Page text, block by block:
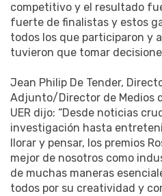
competitivo y el resultado
fuerte de finalistas y estos
todos los que participaron y
tuvieron que tomar
Jean Philip De Tender,
Adjunto/Director de Medios
UER dijo: “Desde noticias
investigación hasta
llorar y pensar, los premios
mejor de nosotros como
de muchas maneras
todos por su creatividad y